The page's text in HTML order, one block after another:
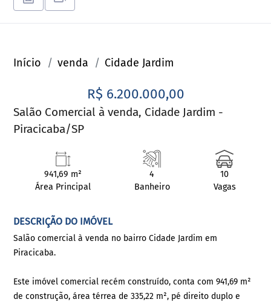
Início venda Cidade Jardim
R$ 6.200.000,00
Salão Comercial à venda, Cidade Jardim -
Piracicaba/SP
941,69 m²
Área Principal
4
Banheiro
10
Vagas
DESCRIÇÃO DO IMÓVEL
Salão comercial à venda no bairro Cidade Jardim em
Piracicaba.
Este imóvel comercial recém construído, conta com 941,69 m²
de construção, área térrea de 335,22 m², pé direito duplo e